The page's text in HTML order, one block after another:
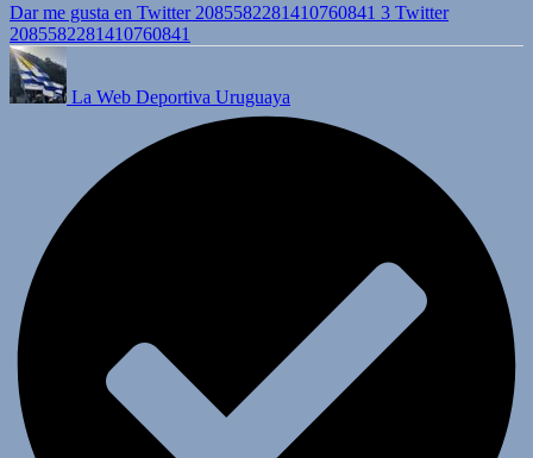
Dar me gusta en Twitter 2085582281410760841 3 Twitter
2085582281410760841
La Web Deportiva Uruguaya